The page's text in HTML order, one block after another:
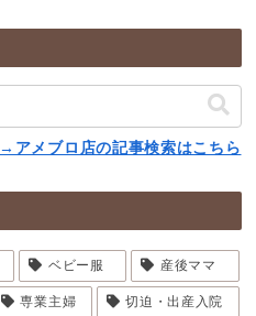
→アメブロ店の記事検索はこちら
ベビー服 産後ママ
専業主婦 切迫・出産入院